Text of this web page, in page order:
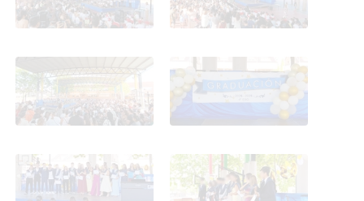
Final de Curso 25-26
CEIPSO MARÍA MOLINER
CEIPSO MARÍA MOLINER
Final de Curso 25-26
CEIPSO MARÍA MOLINER
Final de Curso 25-26
CEIPSO MARÍA MOLINER